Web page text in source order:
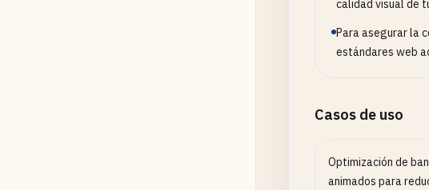
calidad visual de
Para asegurar la
estándares web
Casos de uso
Optimización de
animados para